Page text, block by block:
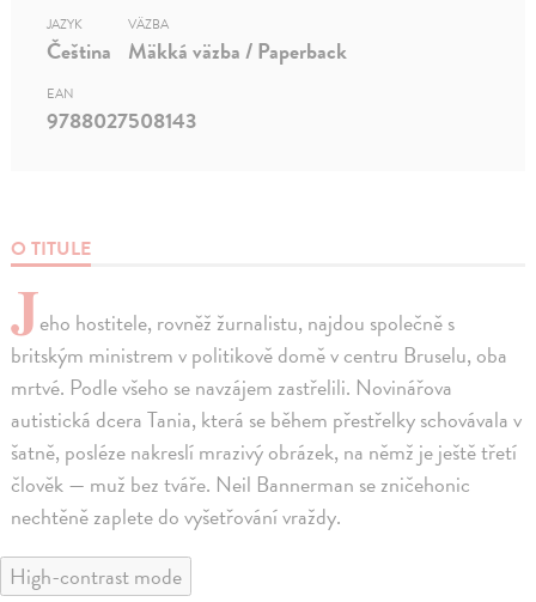
O TITULE
Jeho hostitele, rovněž žurnalistu, najdou společně s
britským ministrem v politikově domě v centru Bruselu, oba
mrtvé. Podle všeho se navzájem zastřelili. Novinářova
autistická dcera Tania, která se během přestřelky schovávala v
šatně, posléze nakreslí mrazivý obrázek, na němž je ještě třetí
člověk — muž bez tváře. Neil Bannerman se zničehonic
nechtěně zaplete do vyšetřování vraždy.
JAZYK
Čeština
VÄZBA
Mäkká väzba / Paperback
EAN
9788027508143
High-contrast mode